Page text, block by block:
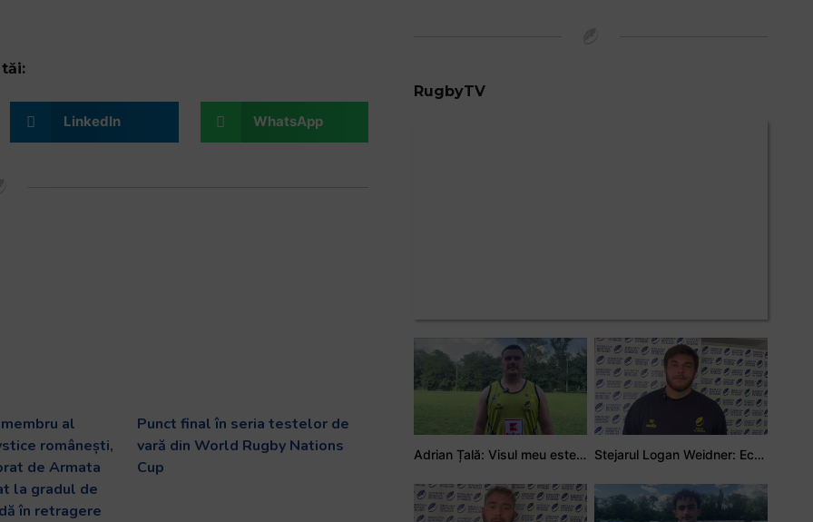
LinkedIn WhatsApp
al
românești,
de Armata
la gradul de
în retragere
Punct final în seria testelor de
vară din World Rugby Nations
Cup
RugbyTV
Adrian Țală: Visul meu este să debutez pentru România Stejarul Logan Weidner: Echipa a muncit mult, iar asta se va vedea în meciurile de la Nations Cup